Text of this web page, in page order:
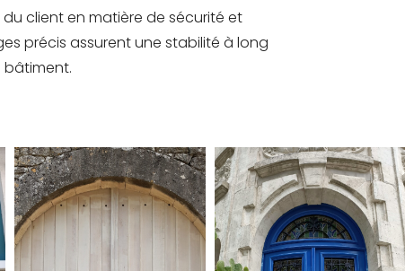
client en matière de sécurité et
précis assurent une stabilité à long
bâtiment.